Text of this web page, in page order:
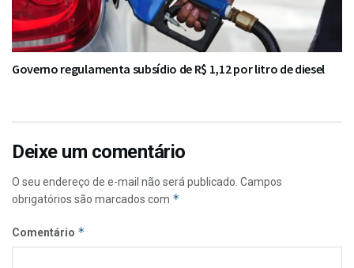
Governo regulamenta subsídio de R$ 1,12 por litro de diesel
Deixe um comentário
O seu endereço de e-mail não será publicado. Campos
obrigatórios são marcados com *
Comentário *